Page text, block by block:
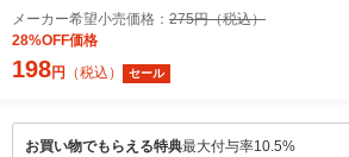
メーカー希望小売価格： 275円（税込）
28%OFF価格
198円 （税込） セール
お買い物でもらえる特典最大付与率10.5%